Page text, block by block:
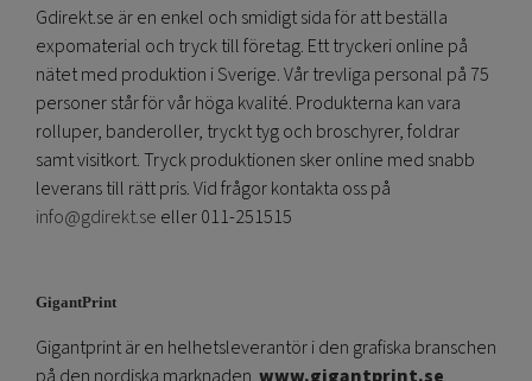
Gdirekt.se är en enkel och smidigt sida för att beställa
expomaterial och tryck till företag. Ett tryckeri online på
nätet med produktion i Sverige. Vår trevliga personal på 75
personer står för vår höga kvalité. Produkterna kan vara
rolluper, banderoller, tryckt tyg och broschyrer, foldrar
samt visitkort. Tryck produktionen sker online med snabb
leverans till rätt pris. Vid frågor kontakta oss på
info@gdirekt.se eller 011-251515
GigantPrint
Gigantprint är en helhetsleverantör i den grafiska branschen